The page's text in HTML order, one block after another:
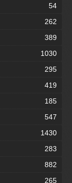
54
262
389
1030
295
419
185
547
1430
283
882
265